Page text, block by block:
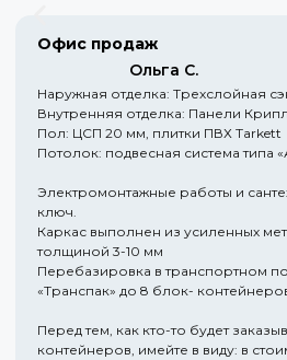
Офис продаж
Ольга С.
Наружная отделка: Трехслойная
Внутренняя отделка: Панели
Пол: ЦСП 20 мм, плитки ПВХ Tarkett
Потолок: подвесная система типа
Электромонтажные работы и
ключ.
Каркас выполнен из усиленных
толщиной 3-10 мм
Перебазировка в транспортном
«Транспак» до 8 блок-
Перед тем, как кто-то будет
контейнеров, имейте в виду: в